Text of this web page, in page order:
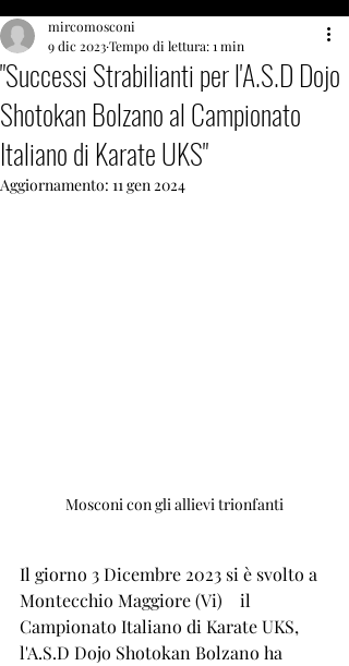
"Successi Strabilianti per l'A.S.D Dojo
Shotokan Bolzano al Campionato
Italiano di Karate UKS"
mircomosconi
9 dic 2023Tempo di lettura: 1 min
Aggiornamento: 11 gen 2024
Mosconi con gli allievi trionfanti
Il giorno 3 Dicembre 2023 si è svolto a
Montecchio Maggiore (Vi)    il
Campionato Italiano di Karate UKS,
l'A.S.D Dojo Shotokan Bolzano ha